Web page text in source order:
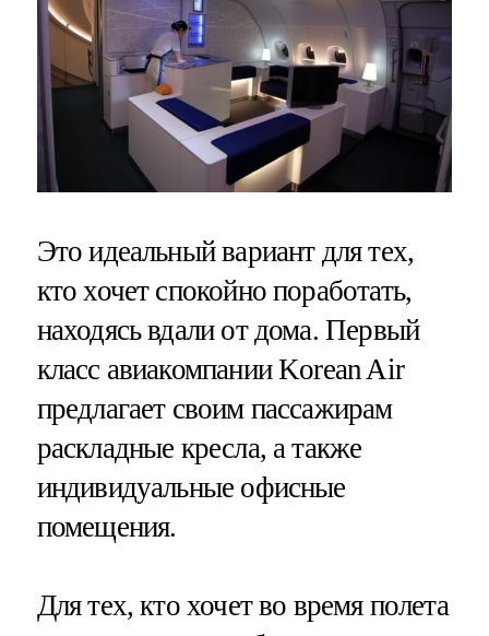
Это идеальный вариант для тех,
кто хочет спокойно поработать,
находясь вдали от дома. Первый
класс авиакомпании Korean Air
предлагает своим пассажирам
раскладные кресла, а также
индивидуальные офисные
помещения.
Для тех, кто хочет во время полета